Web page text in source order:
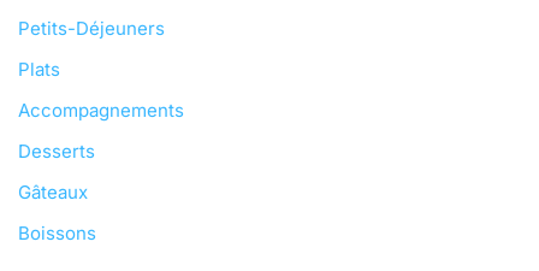
Petits-Déjeuners
Plats
Accompagnements
Desserts
Gâteaux
Boissons